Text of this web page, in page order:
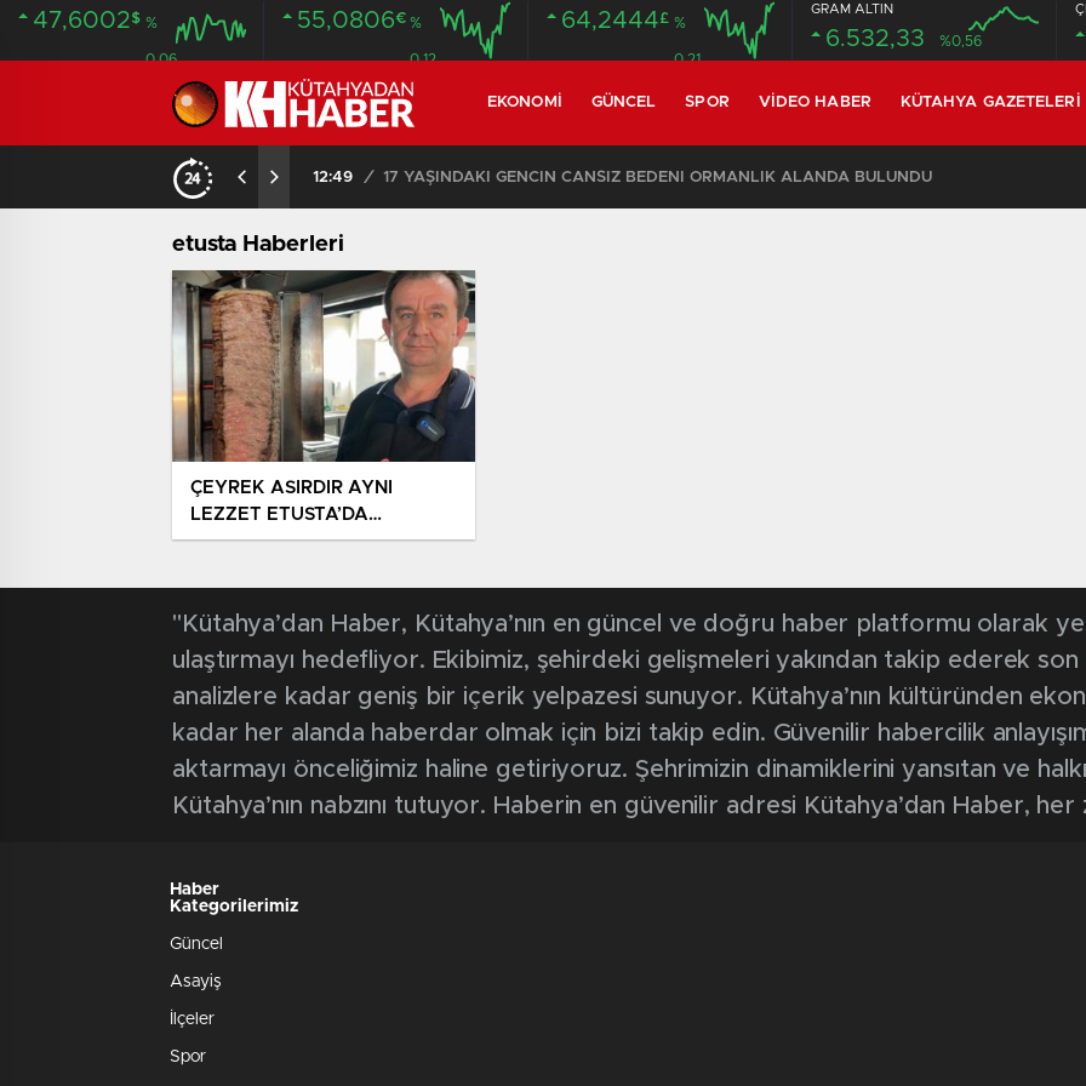
47,6002$ %
0.06
55,0806€ %
0.12
64,2444£ %
0.21
GRAM ALTIN
6.532,33 %0,56
EKONOMI GÜNCEL SPOR VIDEO HABER KÜTAHYA GAZETELERI
12:49 / 17 YAŞINDAKİ GENCİN CANSIZ BEDENİ ORMANLIK ALANDA BULUNDU
etusta Haberleri
ÇEYREK ASIRDIR AYNI
LEZZET ETUSTA’DA
SEVENLERİYLE BULUŞUYOR
"Kütahya’dan Haber, Kütahya’nın en güncel ve doğru haber platformu olarak
ulaştırmayı hedefliyor. Ekibimiz, şehirdeki gelişmeleri yakından takip ederek
analizlere kadar geniş bir içerik yelpazesi sunuyor. Kütahya’nın kültüründen
kadar her alanda haberdar olmak için bizi takip edin. Güvenilir habercilik
aktarmayı önceliğimiz haline getiriyoruz. Şehrimizin dinamiklerini yansıtan ve
Kütahya’nın nabzını tutuyor. Haberin en güvenilir adresi Kütahya’dan Haber, her
Haber
Kategorilerimiz
Güncel
Asayiş
İlçeler
Spor